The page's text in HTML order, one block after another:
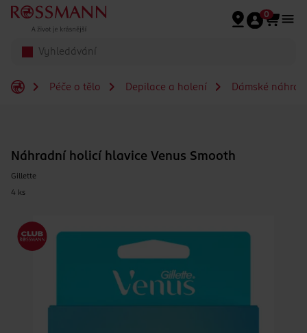
Přeskočit na hlavmní obsah
0
Péče o tělo Depilace a holení Dámské
Náhradní holicí hlavice Venus Smooth
Gillette
4 ks